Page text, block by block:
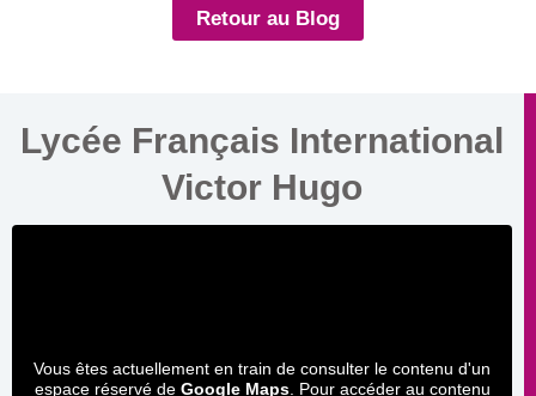
Retour au Blog
Lycée Français International
Victor Hugo
Vous êtes actuellement en train de consulter le contenu d'un
espace réservé de Google Maps. Pour accéder au contenu